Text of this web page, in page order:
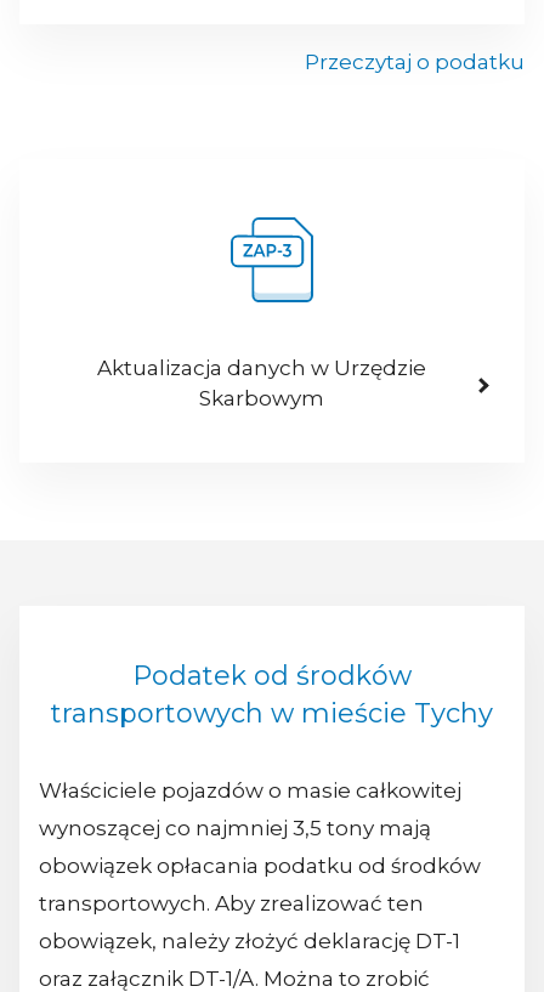
Przeczytaj o podatku
Aktualizacja danych w Urzędzie
Skarbowym
Podatek od środków
transportowych w mieście Tychy
Właściciele pojazdów o masie całkowitej
wynoszącej co najmniej 3,5 tony mają
obowiązek opłacania podatku od środków
transportowych. Aby zrealizować ten
obowiązek, należy złożyć deklarację DT-1
oraz załącznik DT-1/A. Można to zrobić